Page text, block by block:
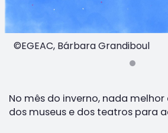
©EGEAC, Bárbara Grandiboul
No mês do inverno, nada
dos museus e dos teatros para